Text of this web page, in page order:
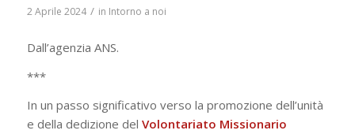
2 Aprile 2024 / in Intorno a noi
Dall’agenzia ANS.
***
In un passo significativo verso la promozione dell’unità
e della dedizione del Volontariato Missionario